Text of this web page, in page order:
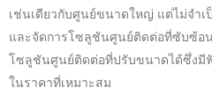
เช่นเดียวกับศูนย์ขนาดใหญ่ แต่ไม่จำ
และจัดการโซลูชันศูนย์ติดต่อที่ซับซ้อ
โซลูชันศูนย์ติดต่อที่ปรับขนาดได้ซึ่งมี
ในราคาที่เหมาะสม